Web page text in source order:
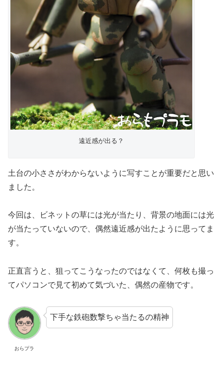
遠近感が出る？
土台の小ささがわからないように写すことが重要だと思い
ました。
今回は、ビネットの草には光が当たり、背景の地面には光
が当たっていないので、偶然遠近感が出たように思ってま
す。
正直言うと、狙ってこうなったのではなくて、何枚も撮っ
てパソコンで見て初めて気づいた、偶然の産物です。
おらプラ
下手な鉄砲数撃ちゃ当たるの精神